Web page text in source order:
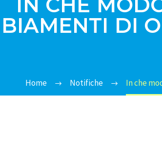
DI
Home Notifiche In che